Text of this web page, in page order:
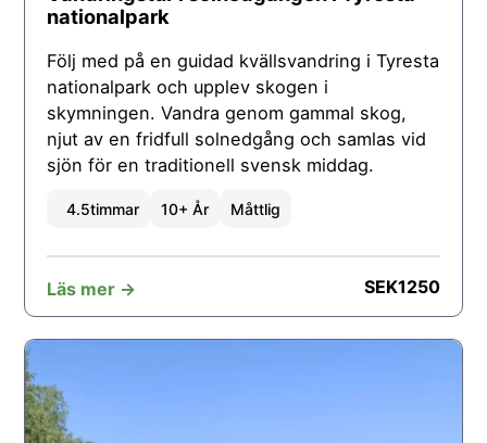
nationalpark
Följ med på en guidad kvällsvandring i Tyresta
nationalpark och upplev skogen i
skymningen. Vandra genom gammal skog,
njut av en fridfull solnedgång och samlas vid
sjön för en traditionell svensk middag.
4.5timmar 10+ År Måttlig
Läs mer -> SEK1250